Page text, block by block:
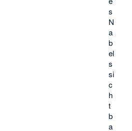
s
N
a
b
el
s
si
c
h
t
b
a